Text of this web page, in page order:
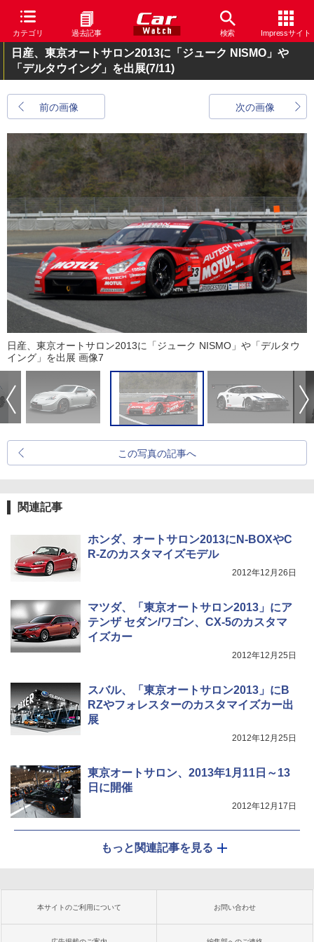
カテゴリ 過去記事 検索 Impressサイト
日産、東京オートサロン2013に「ジューク NISMO」や
「デルタウイング」を出展(7/11)
前の画像 次の画像
日産、東京オートサロン2013に「ジューク NISMO」や「デルタウ
イング」を出展 画像7
この写真の記事へ
関連記事
ホンダ、オートサロン2013にN-BOXやC
R-Zのカスタマイズモデル
2012年12月26日
マツダ、「東京オートサロン2013」にア
テンザ セダン/ワゴン、CX-5のカスタマ
イズカー
2012年12月25日
スバル、「東京オートサロン2013」にB
RZやフォレスターのカスタマイズカー出
展
2012年12月25日
東京オートサロン、2013年1月11日～13
日に開催
2012年12月17日
もっと関連記事を見る
本サイトのご利用について お問い合わせ